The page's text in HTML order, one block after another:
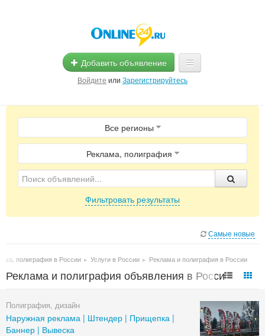
Добавить объявление
Войдите или Зарегистрируйтесь
Главная
Помощь
Услуги
Магазины
Все регионы
Реклама, полиграфия
Фильтровать результаты
Самые новые
полиграфия в России ▸ Услуги в России ▸ Реклама и полиграфия в России
Реклама и полиграфия объявления в России
Полиграфия, дизайн
Наружная реклама | Штендер | Прищепка |
Баннер | Вывеска